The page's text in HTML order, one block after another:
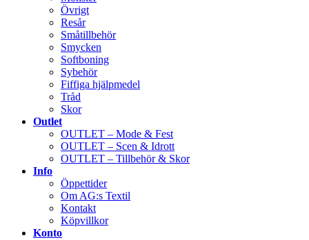
Övrigt
Resår
Småtillbehör
Smycken
Softboning
Sybehör
Fiffiga hjälpmedel
Tråd
Skor
Outlet
OUTLET – Mode & Fest
OUTLET – Scen & Idrott
OUTLET – Tillbehör & Skor
Info
Öppettider
Om AG:s Textil
Kontakt
Köpvillkor
Konto